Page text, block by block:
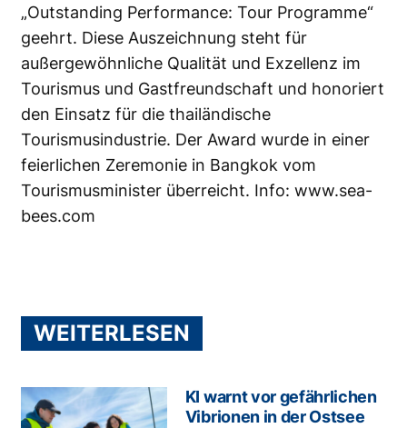
„Outstanding Performance: Tour Programme“
geehrt. Diese Auszeichnung steht für
außergewöhnliche Qualität und Exzellenz im
Tourismus und Gastfreundschaft und honoriert
den Einsatz für die thailändische
Tourismusindustrie. Der Award wurde in einer
feierlichen Zeremonie in Bangkok vom
Tourismusminister überreicht. Info: www.sea-
bees.com
WEITERLESEN
KI warnt vor gefährlichen
Vibrionen in der Ostsee